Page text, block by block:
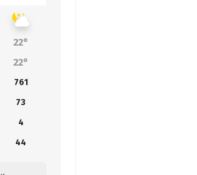
22°
22°
761
73
4
44